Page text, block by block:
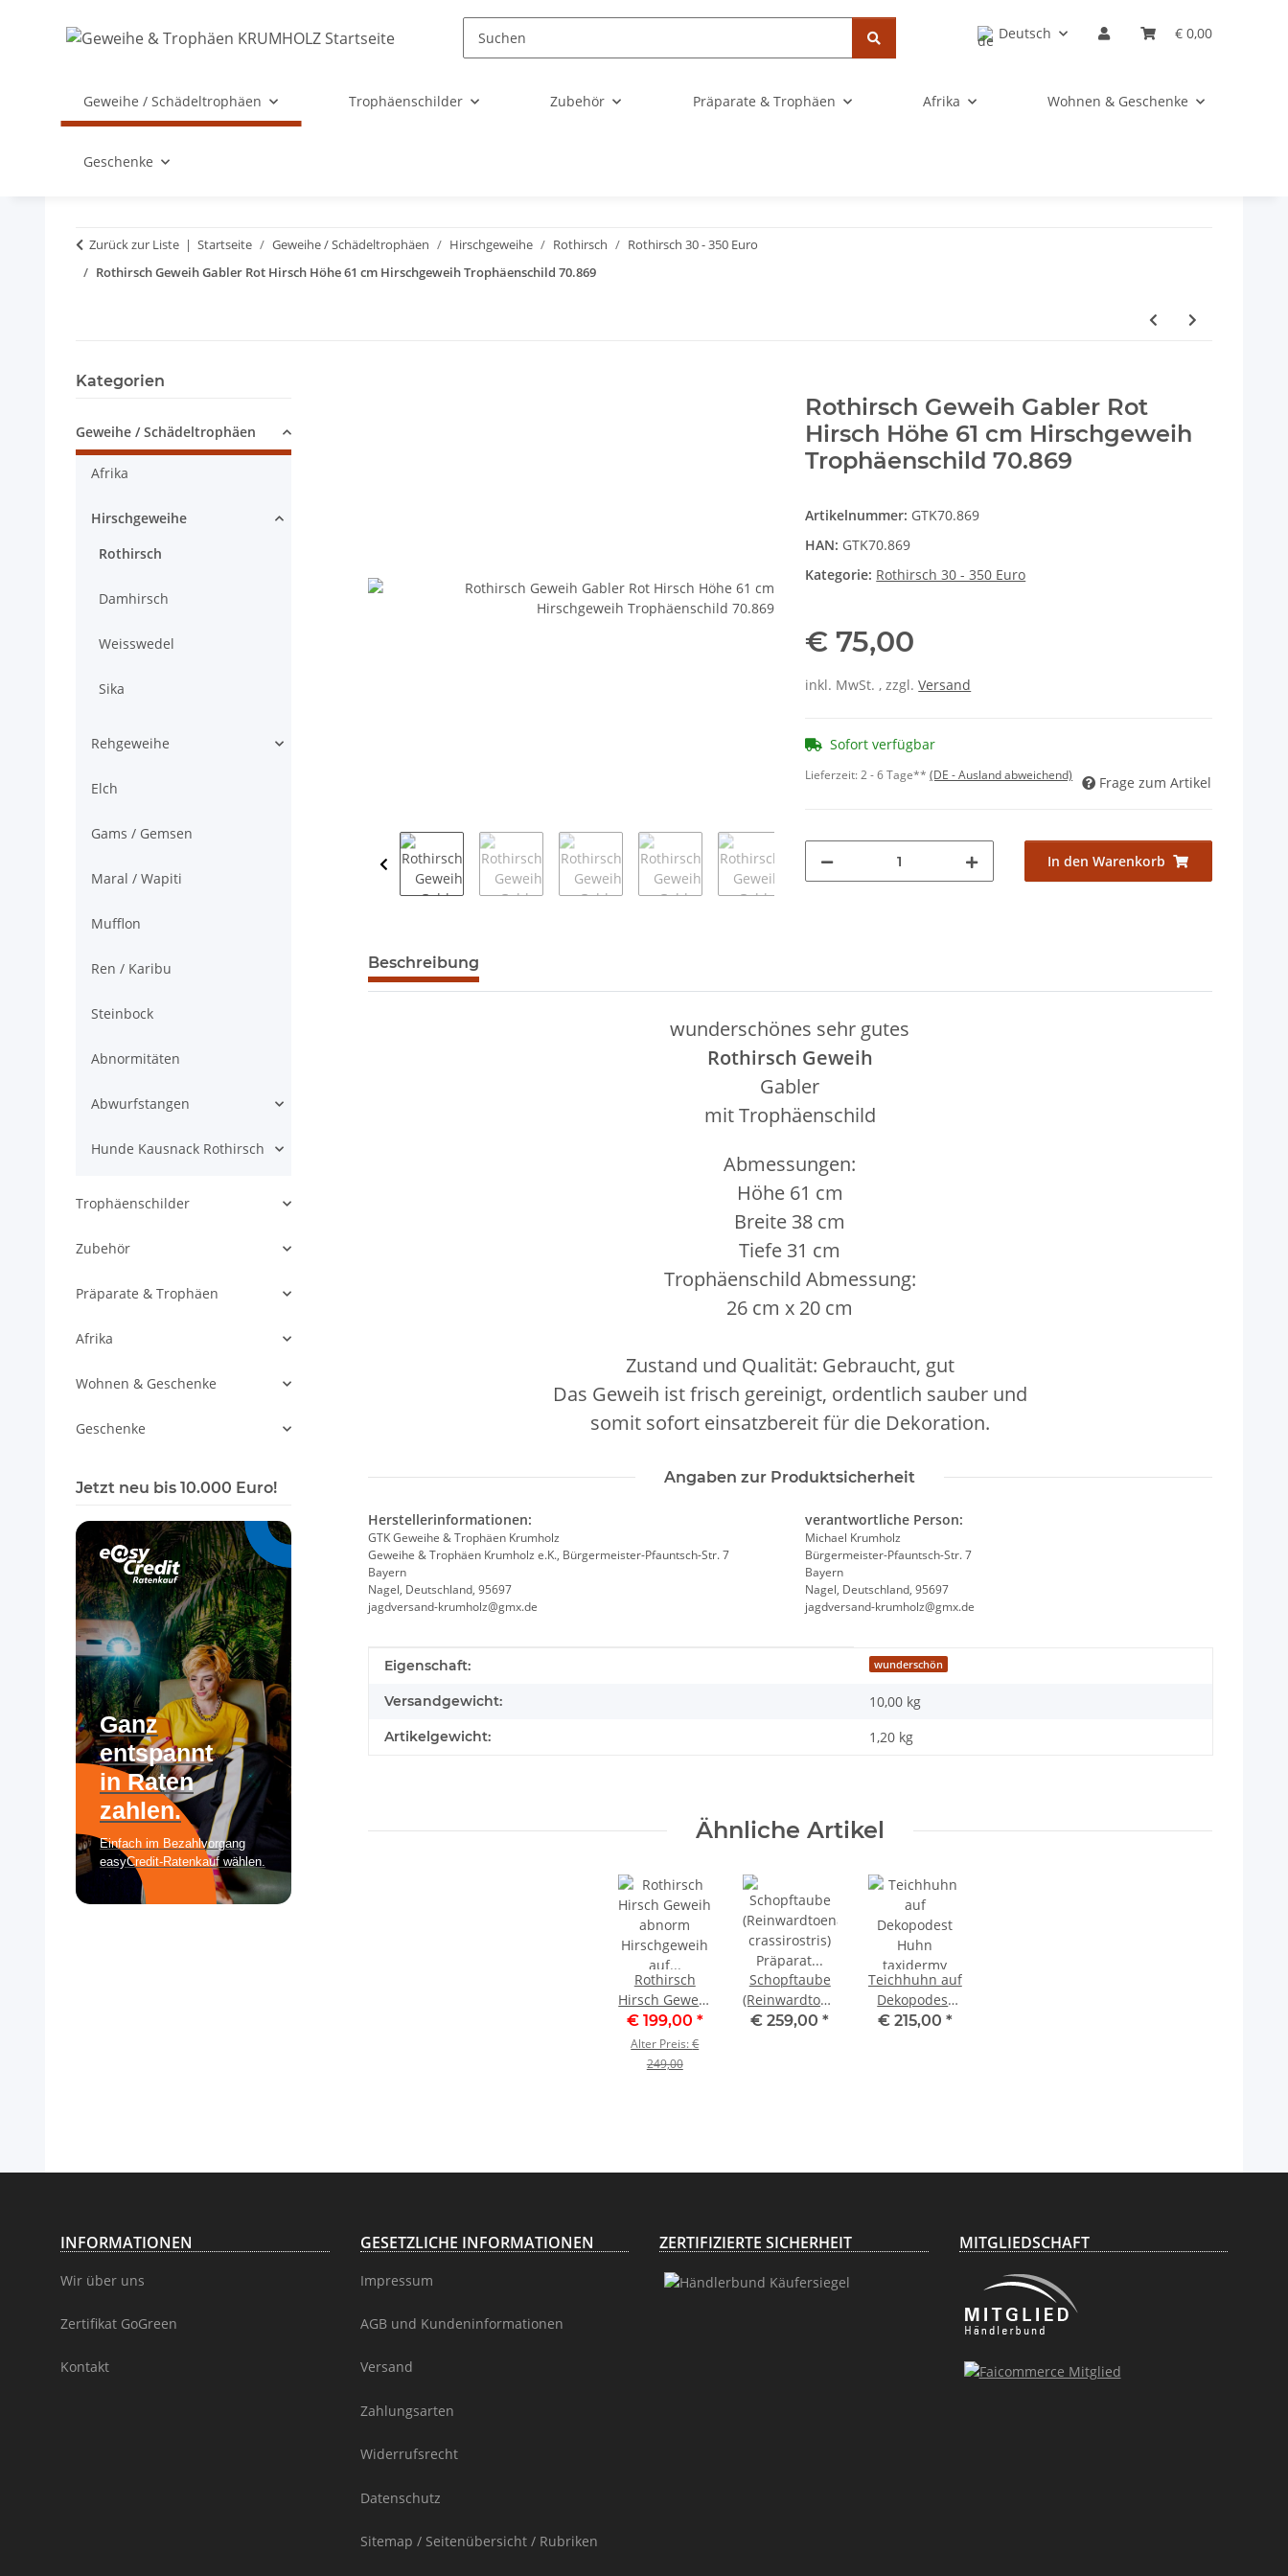
Deutsch € 0,00
Geweihe / Schädeltrophäen Trophäenschilder Zubehör Präparate & Trophäen Afrika Wohnen & Geschenke
Geschenke
Zurück zur Liste Startseite Geweihe / Schädeltrophäen Hirschgeweihe Rothirsch
Rothirsch 30 - 350 Euro
Rothirsch Geweih Gabler Rot Hirsch Höhe 61 cm Hirschgeweih Trophäenschild 70.869
Rothirsch Geweih Gabler Rot
Hirsch Höhe 61 cm Hirschgeweih
Trophäenschild 70.869
Artikelnummer: GTK70.869
HAN: GTK70.869
Kategorie: Rothirsch 30 - 350 Euro
€ 75,00
inkl. MwSt. , zzgl.Versand
Sofort verfügbar
Lieferzeit:2 - 6 Tage**(DE - Ausland abweichend) Frage zum Artikel
In den Warenkorb
weitere Registerkarten anzeigen
Beschreibung
wunderschönes sehr gutes
Rothirsch Geweih
Gabler
mit Trophäenschild
Abmessungen:
Höhe 61 cm
Breite 38 cm
Tiefe 31 cm
Trophäenschild Abmessung:
26 cm x 20 cm
Zustand und Qualität: Gebraucht, gut
Das Geweih ist frisch gereinigt, ordentlich sauber und
somit sofort einsatzbereit für die Dekoration.
Angaben zur Produktsicherheit
Herstellerinformationen:
GTK Geweihe & Trophäen Krumholz
Geweihe & Trophäen Krumholz e.K., Bürgermeister-Pfauntsch-Str. 7
Bayern
Nagel, Deutschland, 95697
jagdversand-krumholz@gmx.de
verantwortliche Person:
Michael Krumholz
Bürgermeister-Pfauntsch-Str. 7
Bayern
Nagel, Deutschland, 95697
jagdversand-krumholz@gmx.de
Produkteigenschaft
Wert
Eigenschaft: wunderschön
Versandgewicht: 10,00 kg
Artikelgewicht: 1,20 kg
Ähnliche Artikel
Rothirsch
Hirsch Geweih
abnorm
Hirschgeweih
auf
€ 199,00 *
Alter Preis:€
249,00
Schopftaube
(Reinwardtoena
crassirostris)
€ 259,00*
Teichhuhn auf
Dekopodest
Huhn
€ 215,00 *
Kategorien
Geweihe / Schädeltrophäen
Afrika
Hirschgeweihe
Rothirsch
Damhirsch
Weisswedel
Sika
Rehgeweihe
Elch
Gams / Gemsen
Maral / Wapiti
Mufflon
Ren / Karibu
Steinbock
Abnormitäten
Abwurfstangen
Hunde Kausnack Rothirsch
Trophäenschilder
Zubehör
Präparate & Trophäen
Afrika
Wohnen & Geschenke
Geschenke
Jetzt neu bis 10.000 Euro!
INFORMATIONEN
Wir über uns
Zertifikat GoGreen
Kontakt
GESETZLICHE INFORMATIONEN
Impressum
AGB und Kundeninformationen
Versand
Zahlungsarten
Widerrufsrecht
Datenschutz
Sitemap / Seitenübersicht / Rubriken
ZERTIFIZIERTE SICHERHEIT MITGLIEDSCHAFT